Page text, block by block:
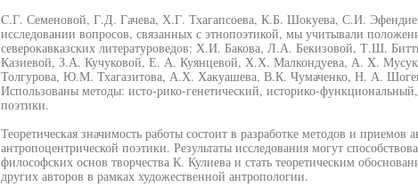
C.Г. Семеновой, Г.Д. Гачева, Х.Г. Тхагапсоева, К.Б. Шокуева, С.И.
исследовании вопросов, связанных с этнопоэтикой, мы учитывали
северокавказских литературоведов: Х.И. Бакова, Л.А. Бекизовой, Т.Ш.
Казиевой, З.А. Кучуковой, Е. А. Куянцевой, Х.Х. Малкондуева, А. X.
Толгурова, Ю.М. Тхагазитова, А.Х. Хакуашева, В.К. Чумаченко, Н. А.
Использованы методы: исто-рико-генетический, историко-
поэтики.
Теоретическая значимость работы состоит в разработке методов и приемов
антропоцентрической поэтики. Результаты исследования могут
философских основ творчества К. Кулиева и стать теоретическим
других авторов в рамках художественной антропологии.